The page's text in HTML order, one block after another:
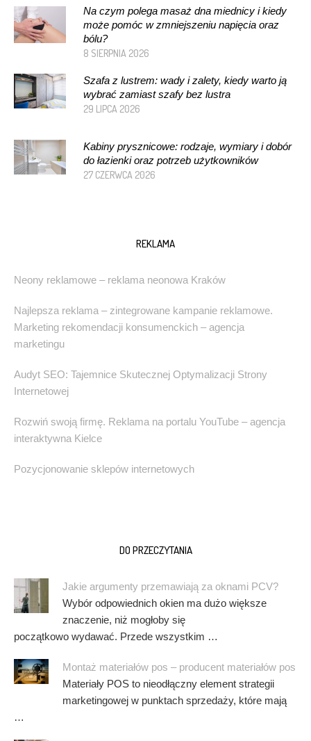
Na czym polega masaż dna miednicy i kiedy
może pomóc w zmniejszeniu napięcia oraz
bólu?
8 SIERPNIA 2026
Szafa z lustrem: wady i zalety, kiedy warto ją
wybrać zamiast szafy bez lustra
29 LIPCA 2026
Kabiny prysznicowe: rodzaje, wymiary i dobór
do łazienki oraz potrzeb użytkowników
27 CZERWCA 2026
REKLAMA
Neony reklamowe – reklama neonowa Kraków
Najlepsza reklama – zintegrowane kampanie reklamowe.
Marketing rekomendacji konsumenckich – agencja
marketingu
Audyt SEO: Tajemnice Skutecznej Optymalizacji Strony
Internetowej
Rozwiń swoją firmę. Reklama na portalu YouTube – agencja
interaktywna Kielce
Pozycjonowanie sklepów internetowych
DO PRZECZYTANIA
Jakie argumenty przemawiają za oknami PCV?
Wybór odpowiednich okien ma dużo większe
znaczenie, niż mogłoby się
początkowo wydawać. Przede wszystkim …
Montaż materiałów pos – producent materiałów pos
Materiały POS to nieodłączny element strategii
marketingowej w punktach sprzedaży, które mają
…